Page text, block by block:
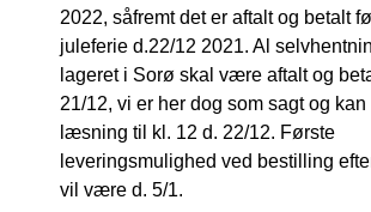
2022, såfremt det er aftalt og betalt
juleferie d.22/12 2021. Al
lageret i Sorø skal være aftalt og
21/12, vi er her dog som sagt og
læsning til kl. 12 d. 22/12. Første
leveringsmulighed ved bestilling
vil være d. 5/1.